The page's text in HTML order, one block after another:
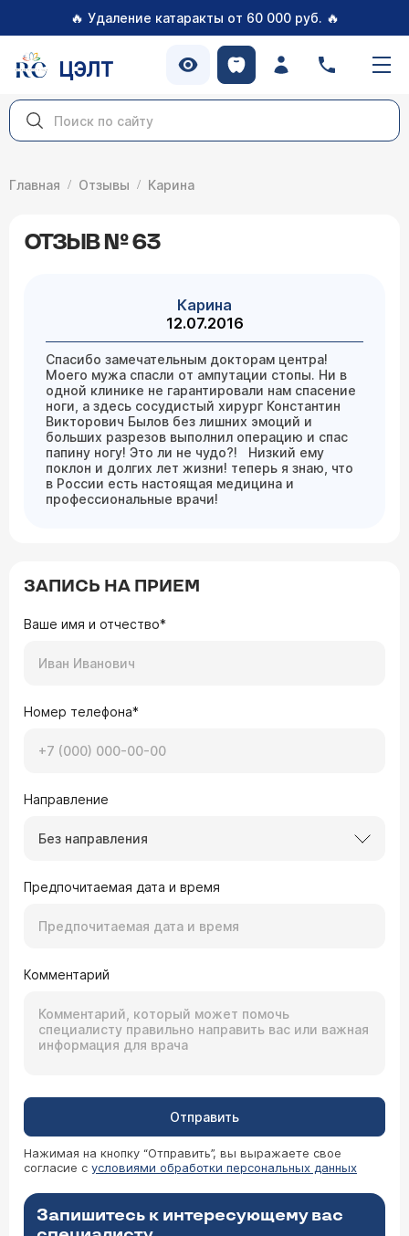
🔥 Удаление катаракты от 60 000 руб. 🔥
ЦЭЛТ
Главная Отзывы Карина
ОТЗЫВ № 63
Карина
12.07.2016
Спасибо замечательным докторам центра!
Моего мужа спасли от ампутации стопы. Ни в
одной клинике не гарантировали нам спасение
ноги, а здесь сосудистый хирург Константин
Викторович Былов без лишних эмоций и
больших разрезов выполнил операцию и спас
папину ногу! Это ли не чудо?! Низкий ему
поклон и долгих лет жизни! теперь я знаю, что
в России есть настоящая медицина и
профессиональные врачи!
ЗАПИСЬ НА ПРИЕМ
Ваше имя и отчество*
Номер телефона*
Направление
Без направления
Предпочитаемая дата и время
Комментарий
Отправить
Нажимая на кнопку “Отправить”, вы выражаете свое
согласие с условиями обработки персональных данных
Запишитесь к интересующему вас